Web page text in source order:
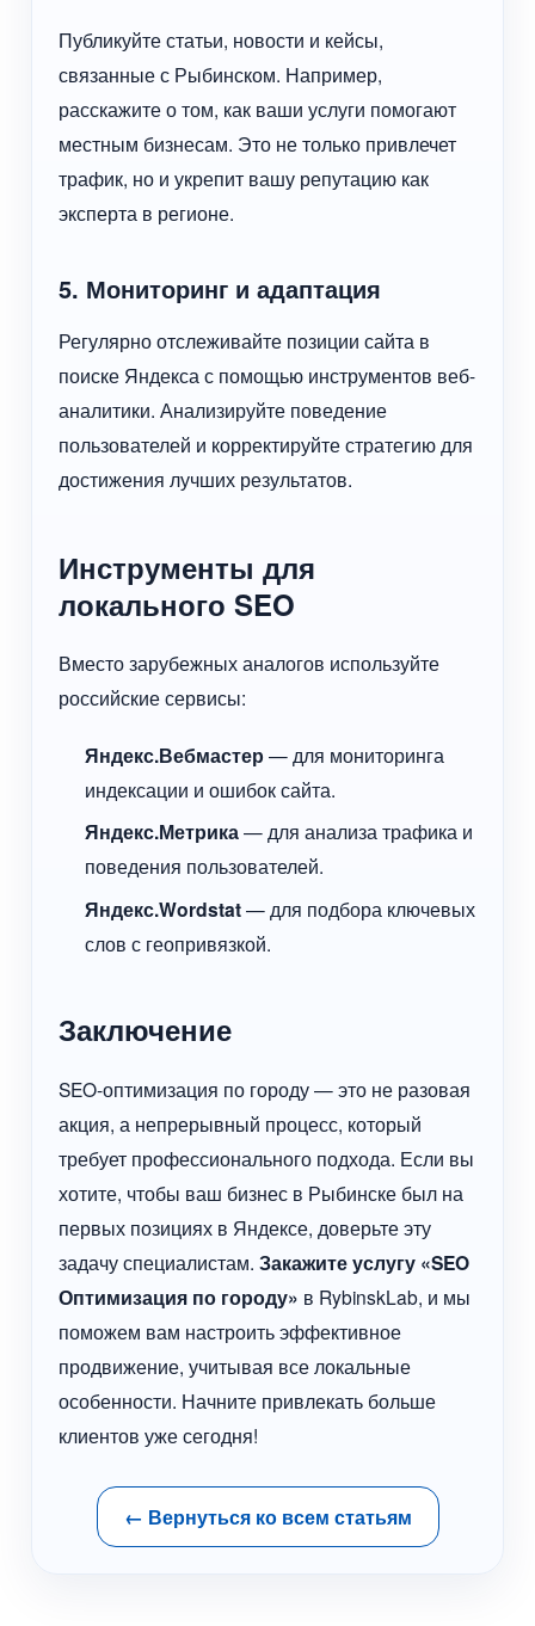
Публикуйте статьи, новости и кейсы,
связанные с Рыбинском. Например,
расскажите о том, как ваши услуги помогают
местным бизнесам. Это не только привлечет
трафик, но и укрепит вашу репутацию как
эксперта в регионе.
5. Мониторинг и адаптация
Регулярно отслеживайте позиции сайта в
поиске Яндекса с помощью инструментов веб-
аналитики. Анализируйте поведение
пользователей и корректируйте стратегию для
достижения лучших результатов.
Инструменты для
локального SEO
Вместо зарубежных аналогов используйте
российские сервисы:
Яндекс.Вебмастер — для мониторинга
индексации и ошибок сайта.
Яндекс.Метрика— для анализа трафика и
поведения пользователей.
Яндекс.Wordstat— для подбора ключевых
слов с геопривязкой.
Заключение
SEO-оптимизация по городу — это не разовая
акция, а непрерывный процесс, который
требует профессионального подхода. Если вы
хотите, чтобы ваш бизнес в Рыбинске был на
первых позициях в Яндексе, доверьте эту
задачу специалистам.Закажите услугу «SEO
Оптимизация по городу» в RybinskLab, и мы
поможем вам настроить эффективное
продвижение, учитывая все локальные
особенности. Начните привлекать больше
клиентов уже сегодня!
← Вернуться ко всем статьям